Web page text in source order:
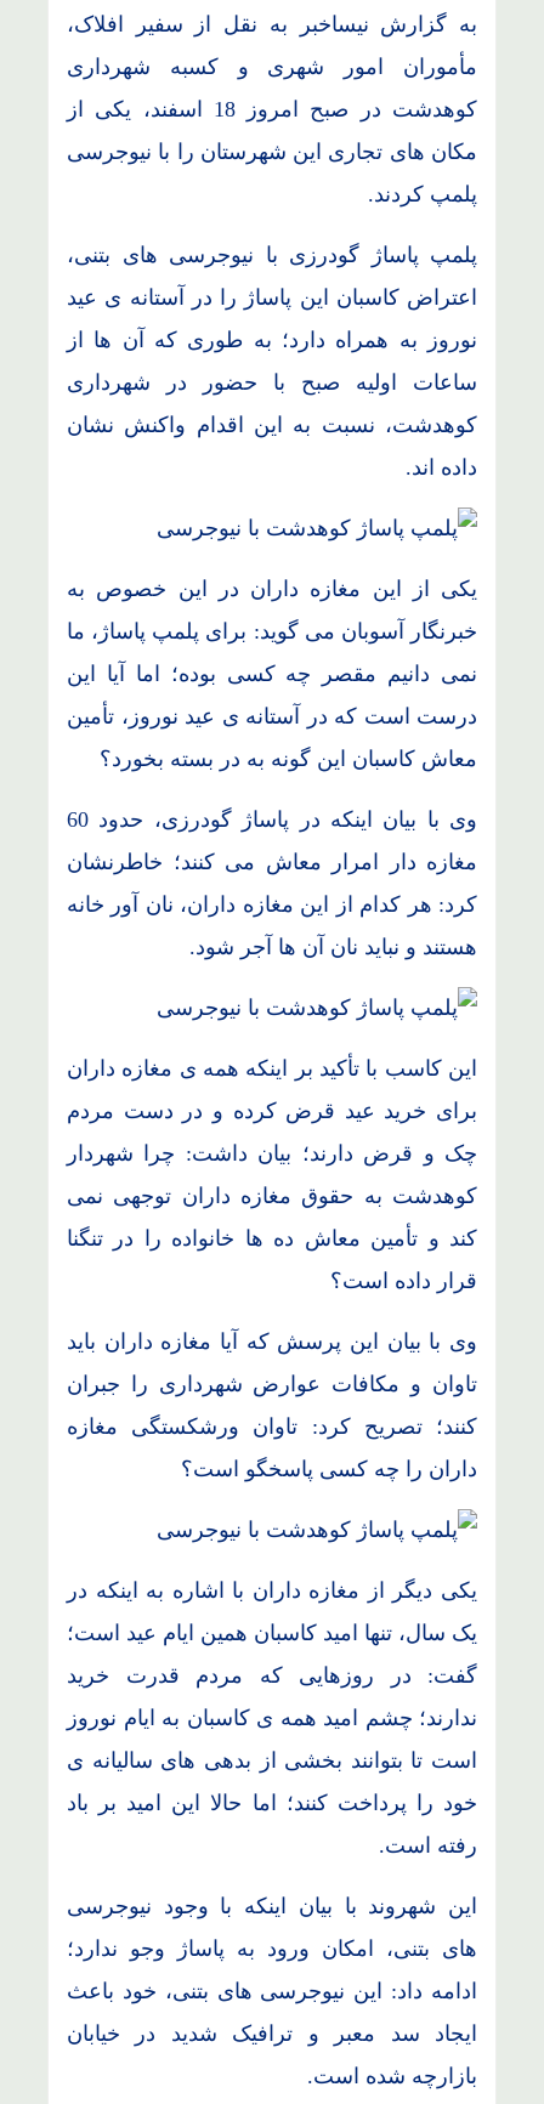
به گزارش نیساخبر به نقل از سفیر افلاک،
مأموران امور شهری و کسبه شهرداری
کوهدشت در صبح امروز 18 اسفند، یکی از
مکان های تجاری این شهرستان را با نیوجرسی
پلمپ کردند.
پلمپ پاساژ گودرزی با نیوجرسی های بتنی،
اعتراض کاسبان این پاساژ را در آستانه ی عید
نوروز به همراه دارد؛ به طوری که آن ها از
ساعات اولیه صبح با حضور در شهرداری
کوهدشت، نسبت به این اقدام واکنش نشان
داده اند.
یکی از این مغازه داران در این خصوص به
خبرنگار آسوبان می گوید: برای پلمپ پاساژ، ما
نمی دانیم مقصر چه کسی بوده؛ اما آیا این
درست است که در آستانه ی عید نوروز، تأمین
معاش کاسبان این گونه به در بسته بخورد؟
وی با بیان اینکه در پاساژ گودرزی، حدود 60
مغازه دار امرار معاش می کنند؛ خاطرنشان
کرد: هر کدام از این مغازه داران، نان آور خانه
هستند و نباید نان آن ها آجر شود.
این کاسب با تأکید بر اینکه همه ی مغازه داران
برای خرید عید قرض کرده و در دست مردم
چک و قرض دارند؛ بیان داشت: چرا شهردار
کوهدشت به حقوق مغازه داران توجهی نمی
کند و تأمین معاش ده ها خانواده را در تنگنا
قرار داده است؟
وی با بیان این پرسش که آیا مغازه داران باید
تاوان و مکافات عوارض شهرداری را جبران
کنند؛ تصریح کرد: تاوان ورشکستگی مغازه
داران را چه کسی پاسخگو است؟
یکی دیگر از مغازه داران با اشاره به اینکه در
یک سال، تنها امید کاسبان همین ایام عید است؛
گفت: در روزهایی که مردم قدرت خرید
ندارند؛ چشم امید همه ی کاسبان به ایام نوروز
است تا بتوانند بخشی از بدهی های سالیانه ی
خود را پرداخت کنند؛ اما حالا این امید بر باد
رفته است.
این شهروند با بیان اینکه با وجود نیوجرسی
های بتنی، امکان ورود به پاساژ وجو ندارد؛
ادامه داد: این نیوجرسی های بتنی، خود باعث
ایجاد سد معبر و ترافیک شدید در خیابان
بازارچه شده است.